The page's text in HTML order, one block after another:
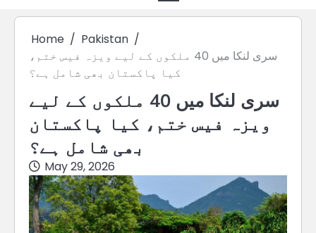
Home
Pakistan
سری لنکا میں 40 ملکوں کے لیے ویزہ فیس ختم،
کیا پاکستان بھی شامل ہے؟
سری لنکا میں 40 ملکوں کے لیے
ویزہ فیس ختم، کیا پاکستان
بھی شامل ہے؟
May 29, 2026